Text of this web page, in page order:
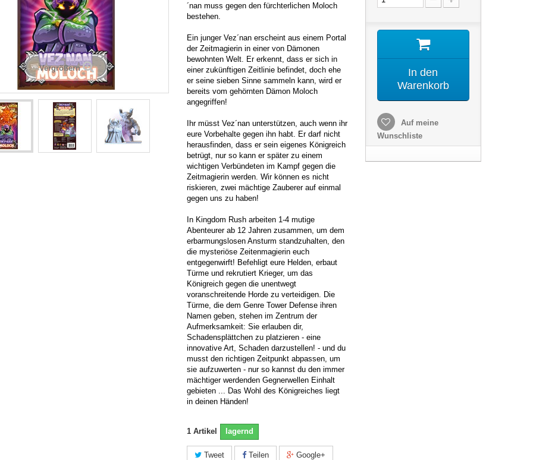
Vergrößern
´nan muss gegen den fürchterlichen Moloch
bestehen.
Ein junger Vez´nan erscheint aus einem Portal
der Zeitmagierin in einer von Dämonen
bewohnten Welt. Er erkennt, dass er sich in
einer zukünftigen Zeitlinie befindet, doch ehe
er seine sieben Sinne sammeln kann, wird er
bereits vom gehörnten Dämon Moloch
angegriffen!
Ihr müsst Vez´nan unterstützen, auch wenn ihr
eure Vorbehalte gegen ihn habt. Er darf nicht
herausfinden, dass er sein eigenes Königreich
betrügt, nur so kann er später zu einem
wichtigen Verbündeten im Kampf gegen die
Zeitmagierin werden. Wir können es nicht
riskieren, zwei mächtige Zauberer auf einmal
gegen uns zu haben!
In Kingdom Rush arbeiten 1-4 mutige
Abenteurer ab 12 Jahren zusammen, um dem
erbarmungslosen Ansturm standzuhalten, den
die mysteriöse Zeitenmagierin euch
entgegenwirft! Befehligt eure Helden, erbaut
Türme und rekrutiert Krieger, um das
Königreich gegen die unentwegt
voranschreitende Horde zu verteidigen. Die
Türme, die dem Genre Tower Defense ihren
Namen geben, stehen im Zentrum der
Aufmerksamkeit: Sie erlauben dir,
Schadensplättchen zu platzieren - eine
innovative Art, Schaden darzustellen! - und du
musst den richtigen Zeitpunkt abpassen, um
sie aufzuwerten - nur so kannst du den immer
mächtiger werdenden Gegnerwellen Einhalt
gebieten ... Das Wohl des Königreiches liegt
in deinen Händen!
1 Artikel lagernd
Tweet Teilen Google+
In den
Warenkorb
Auf meine
Wunschliste